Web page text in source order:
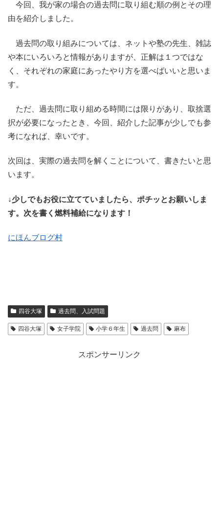
今回、我が家の場合の過去問に取り組む順の例とその理
由を紹介しました。
過去問の取り組みについては、ネットや塾の先生、雑誌
や本にいろいろと情報がありますが、正解は１つではな
く、それぞれの家庭にあったやり方を選べばいいと思いま
す。
ただ、過去問に取り組める時間には限りがあり、取捨選
択が必要になったとき、今回、紹介した記事が少しでも参
考になれば、幸いです。
次回は、実際の過去問を解くことについて、書きたいと思
います。
↓少しでもお役に立てていましたら、ポチッとお願いしま
す。次を書く燃料補給になります！
にほんブログ村
四谷大塚 過去問、入試問題
四谷大塚 女子学院 小学６年生 過去問 麻布
スポンサーリンク